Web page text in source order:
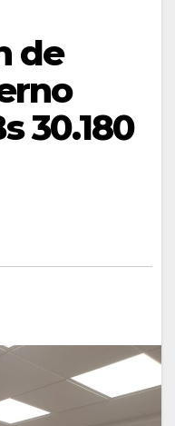
de
30.180